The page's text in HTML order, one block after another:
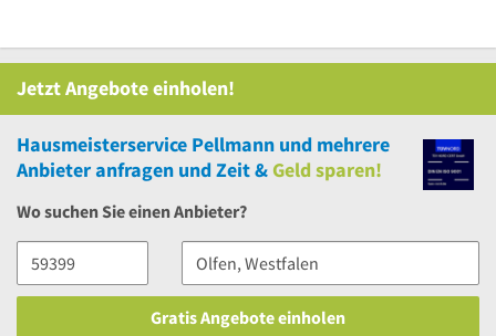
Jetzt Angebote einholen!
Hausmeisterservice Pellmann und mehrere
Anbieter anfragen und Zeit &Geld sparen!
Wo suchen Sie einen Anbieter?
Gratis Angebote einholen